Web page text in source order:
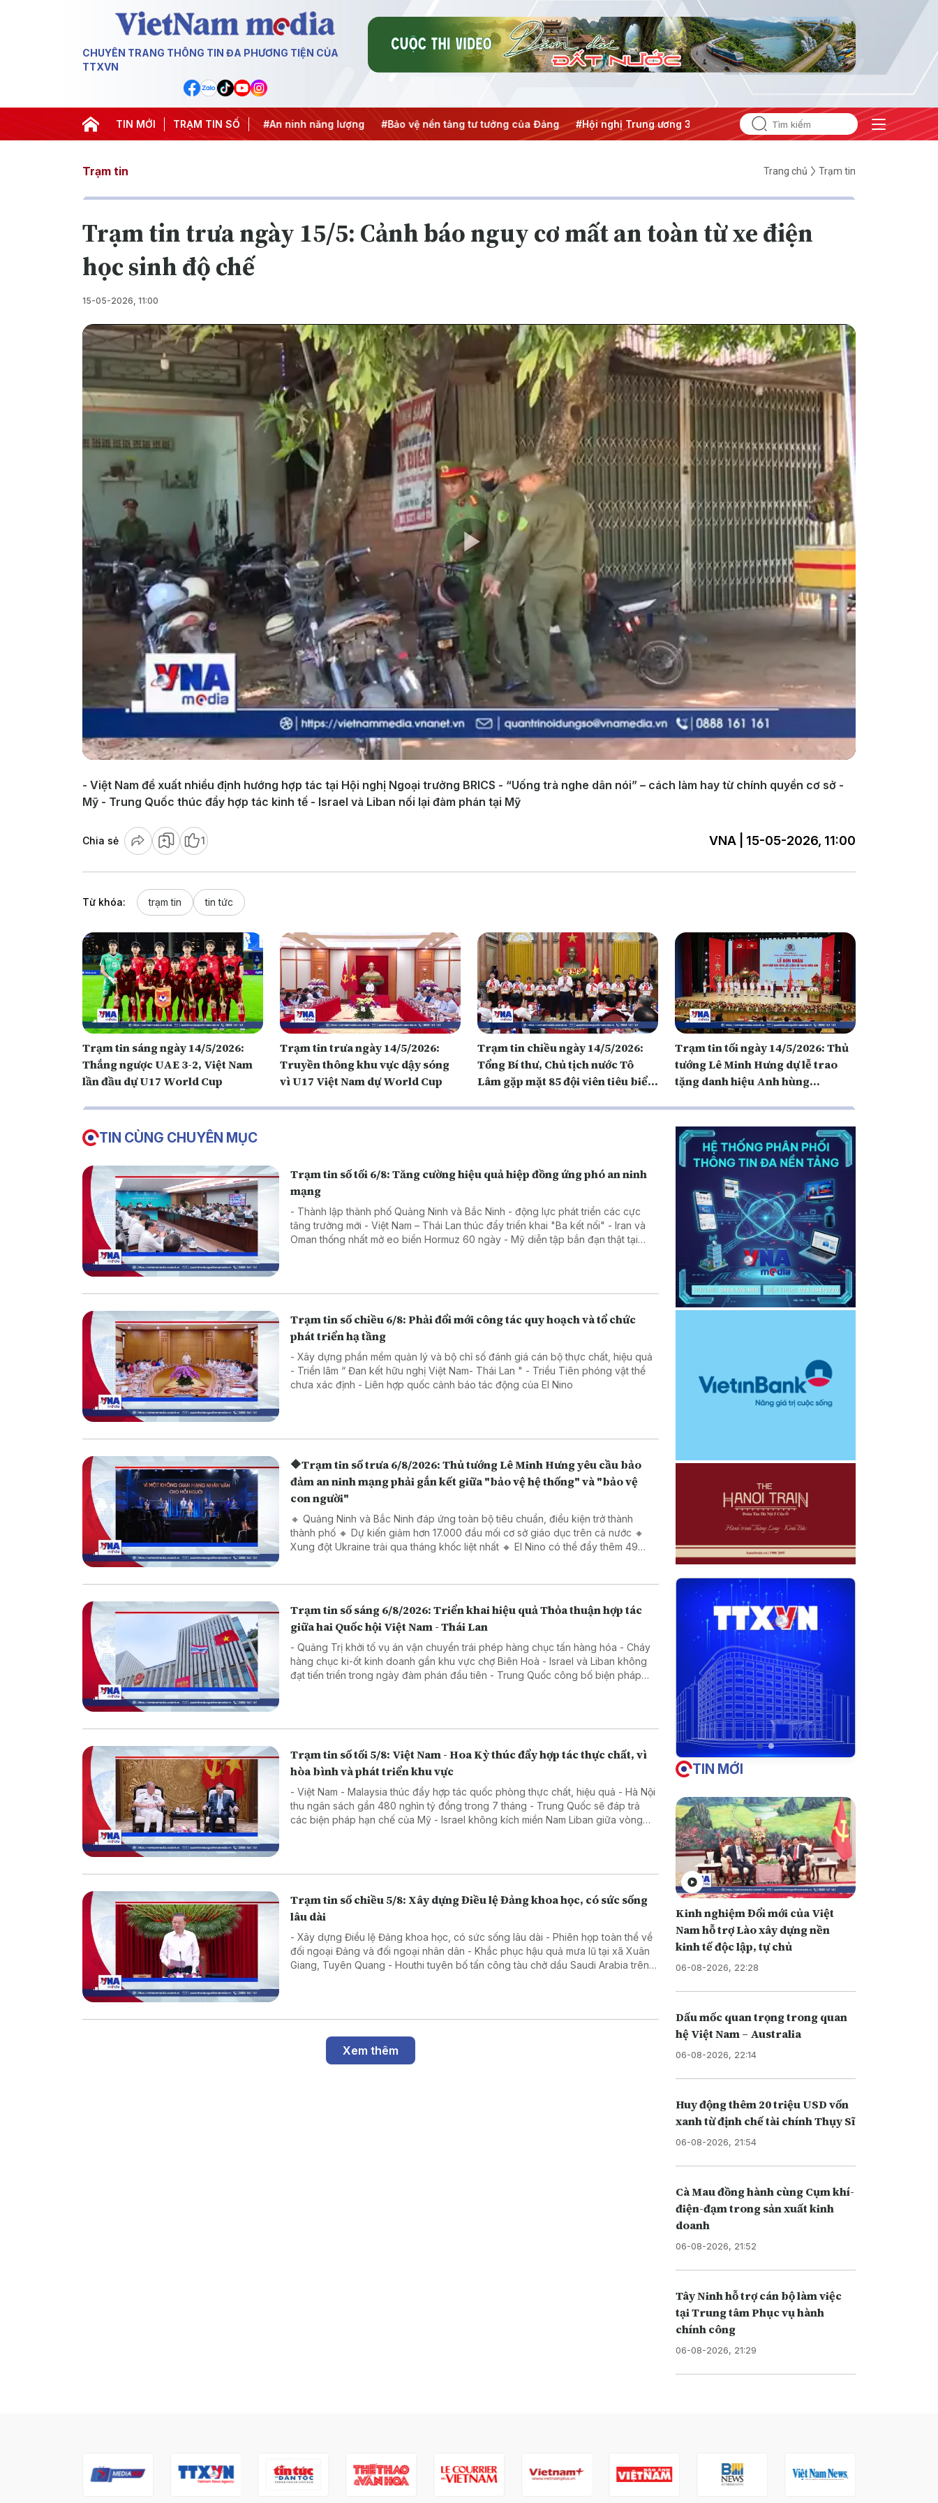
CHUYÊN TRANG THÔNG TIN ĐA PHƯƠNG TIỆN CỦA
TTXVN
TIN MỚI TRẠM TIN SỐ
#Căng thẳng Trung Đông #An ninh năng lượng #Bảo vệ nền tảng tư tưởng của Đảng #Hội nghị Trung ương 3 #Đưa Nghị quyết thành hành động
Trạm tin Trang chủ Trạm tin
Trạm tin trưa ngày 15/5: Cảnh báo nguy cơ mất an toàn từ xe điện
học sinh độ chế
15-05-2026, 11:00
Play
Video
- Việt Nam đề xuất nhiều định hướng hợp tác tại Hội nghị Ngoại trưởng BRICS - “Uống trà nghe dân nói” – cách làm hay từ chính quyền cơ sở -
Mỹ - Trung Quốc thúc đẩy hợp tác kinh tế - Israel và Liban nối lại đàm phán tại Mỹ
Chia sẻ 1 VNA | 15-05-2026, 11:00
Từ khóa: trạm tin tin tức
Trạm tin sáng ngày 14/5/2026:
Thắng ngược UAE 3-2, Việt Nam
lần đầu dự U17 World Cup
Trạm tin trưa ngày 14/5/2026:
Truyền thông khu vực dậy sóng
vì U17 Việt Nam dự World Cup
Trạm tin chiều ngày 14/5/2026:
Tổng Bí thư, Chủ tịch nước Tô
Lâm gặp mặt 85 đội viên tiêu biểu
Trạm tin tối ngày 14/5/2026: Thủ
tướng Lê Minh Hưng dự lễ trao
tặng danh hiệu Anh hùng
Phòng
TIN CÙNG CHUYÊN MỤC
Trạm tin số tối 6/8: Tăng cường hiệu quả hiệp đồng ứng phó an ninh
mạng
- Thành lập thành phố Quảng Ninh và Bắc Ninh - động lực phát triển các cực
tăng trưởng mới - Việt Nam – Thái Lan thúc đẩy triển khai "Ba kết nối" - Iran và
Oman thống nhất mở eo biển Hormuz 60 ngày - Mỹ diễn tập bắn đạn thật tại
Trạm tin số chiều 6/8: Phải đổi mới công tác quy hoạch và tổ chức
phát triển hạ tầng
- Xây dựng phần mềm quản lý và bộ chỉ số đánh giá cán bộ thực chất, hiệu quả
- Triển lãm “ Đan kết hữu nghị Việt Nam- Thái Lan " - Triều Tiên phóng vật thể
chưa xác định - Liên hợp quốc cảnh báo tác động của El Nino
🔶Trạm tin số trưa 6/8/2026: Thủ tướng Lê Minh Hưng yêu cầu bảo
đảm an ninh mạng phải gắn kết giữa "bảo vệ hệ thống" và "bảo vệ
con người"
🔸 Quảng Ninh và Bắc Ninh đáp ứng toàn bộ tiêu chuẩn, điều kiện trở thành
thành phố 🔸 Dự kiến giảm hơn 17.000 đầu mối cơ sở giáo dục trên cả nước 🔸
Xung đột Ukraine trải qua tháng khốc liệt nhất 🔸 El Nino có thể đẩy thêm 49
Trạm tin số sáng 6/8/2026: Triển khai hiệu quả Thỏa thuận hợp tác
giữa hai Quốc hội Việt Nam - Thái Lan
- Quảng Trị khởi tố vụ án vận chuyển trái phép hàng chục tấn hàng hóa - Cháy
hàng chục ki-ốt kinh doanh gần khu vực chợ Biên Hoà - Israel và Liban không
đạt tiến triển trong ngày đàm phán đầu tiên - Trung Quốc công bố biện pháp
Trạm tin số tối 5/8: Việt Nam - Hoa Kỳ thúc đẩy hợp tác thực chất, vì
hòa bình và phát triển khu vực
- Việt Nam - Malaysia thúc đẩy hợp tác quốc phòng thực chất, hiệu quả - Hà Nội
thu ngân sách gần 480 nghìn tỷ đồng trong 7 tháng - Trung Quốc sẽ đáp trả
các biện pháp hạn chế của Mỹ - Israel không kích miền Nam Liban giữa vòng
Trạm tin số chiều 5/8: Xây dựng Điều lệ Đảng khoa học, có sức sống
lâu dài
- Xây dựng Điều lệ Đảng khoa học, có sức sống lâu dài - Phiên họp toàn thể về
đối ngoại Đảng và đối ngoại nhân dân - Khắc phục hậu quả mưa lũ tại xã Xuân
Giang, Tuyên Quang - Houthi tuyên bố tấn công tàu chở dầu Saudi Arabia trên
Xem thêm
TIN MỚI
Kinh nghiệm Đổi mới của Việt
Nam hỗ trợ Lào xây dựng nền
kinh tế độc lập, tự chủ
06-08-2026, 22:28
Dấu mốc quan trọng trong quan
hệ Việt Nam – Australia
06-08-2026, 22:14
Huy động thêm 20 triệu USD vốn
xanh từ định chế tài chính Thụy Sĩ
06-08-2026, 21:54
Cà Mau đồng hành cùng Cụm khí-
điện-đạm trong sản xuất kinh
doanh
06-08-2026, 21:52
Tây Ninh hỗ trợ cán bộ làm việc
tại Trung tâm Phục vụ hành
chính công
06-08-2026, 21:29